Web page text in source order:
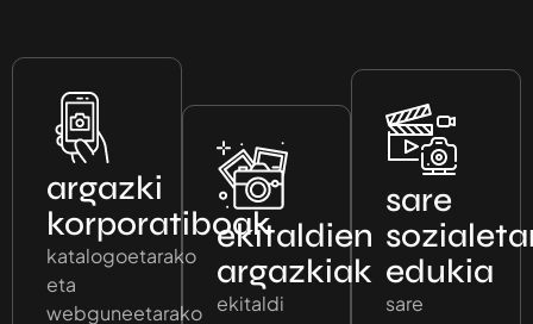
argazki
korporatiboak
katalogoetarako
eta
webguneetarako
ekitaldien
argazkiak
ekitaldi
sare
edukia
sare